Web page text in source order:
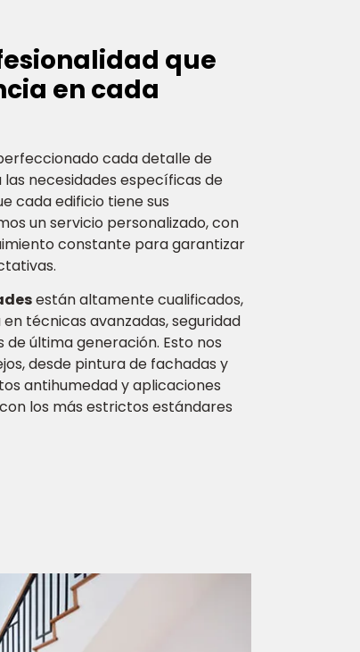
que
en cada
cada detalle de
necesidades específicas de
cada edificio tiene sus
un servicio personalizado, con
constante para garantizar
están altamente cualificados,
técnicas avanzadas, seguridad
última generación. Esto nos
desde pintura de fachadas y
antihumedad y aplicaciones
los más estrictos estándares